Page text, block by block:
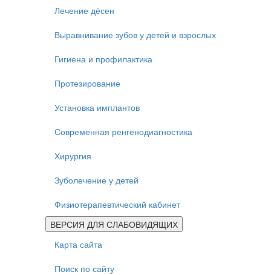
Лечение дёсен
Выравнивание зубов у детей и взрослых
Гигиена и профилактика
Протезирование
Установка имплантов
Современная ренгенодиагностика
Хирургия
Зуболечение у детей
Физиотерапевтический кабинет
ВЕРСИЯ ДЛЯ СЛАБОВИДЯЩИХ
Карта сайта
Поиск по сайту